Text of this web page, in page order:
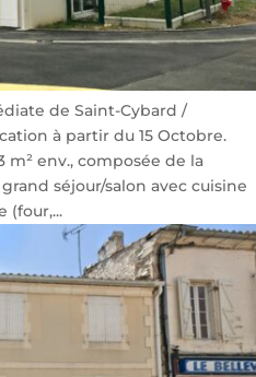
de Saint-Cybard /
à partir du 15 Octobre.
m² env., composée de la
séjour/salon avec cuisine
(four,...